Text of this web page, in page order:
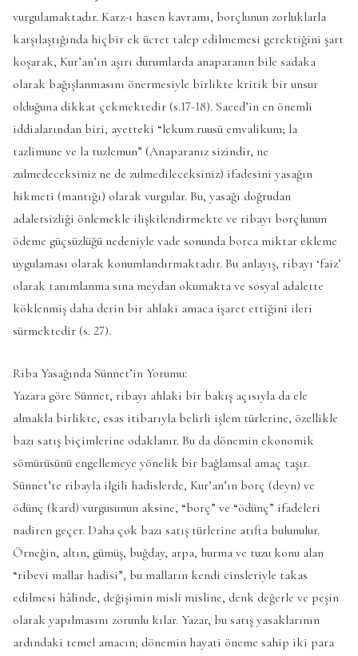
vurgulamaktadır. Karz-ı hasen kavramı, borçlunun zorluklarla
karşılaştığında hiçbir ek ücret talep edilmemesi gerektiğini şart
koşarak, Kur’an’ın aşırı durumlarda anaparanın bile sadaka
olarak bağışlanmasını önermesiyle birlikte kritik bir unsur
olduğuna dikkat çekmektedir (s.17-18). Saeed’in en önemli
iddialarından biri, ayetteki “lekum ruusü emvalikum; la
tazlimune ve la tuzlemun” (Anaparanız sizindir, ne
zulmedeceksiniz ne de zulmedileceksiniz) ifadesini yasağın
hikmeti (mantığı) olarak vurgular. Bu, yasağı doğrudan
adaletsizliği önlemekle ilişkilendirmekte ve ribayı borçlunun
ödeme güçsüzlüğü nedeniyle vade sonunda borca miktar ekleme
uygulaması olarak konumlandırmaktadır. Bu anlayış, ribayı ‘faiz’
olarak tanımlanma sına meydan okumakta ve sosyal adalette
köklenmiş daha derin bir ahlaki amaca işaret ettiğini ileri
sürmektedir (s. 27).
Riba Yasağında Sünnet’in Yorumu:
Yazara göre Sünnet, ribayı ahlaki bir bakış açısıyla da ele
almakla birlikte, esas itibarıyla belirli işlem türlerine, özellikle
bazı satış biçimlerine odaklanır. Bu da dönemin ekonomik
sömürüsünü engellemeye yönelik bir bağlamsal amaç taşır.
Sünnet’te ribayla ilgili hadislerde, Kur’an’ın borç (deyn) ve
ödünç (kard) vurgusunun aksine, “borç” ve “ödünç” ifadeleri
nadiren geçer. Daha çok bazı satış türlerine atıfta bulunulur.
Örneğin, altın, gümüş, buğday, arpa, hurma ve tuzu konu alan
“ribevi mallar hadisi”, bu malların kendi cinsleriyle takas
edilmesi hâlinde, değişimin misli misline, denk değerle ve peşin
olarak yapılmasını zorunlu kılar. Yazar, bu satış yasaklarının
ardındaki temel amacın; dönemin hayati öneme sahip iki para